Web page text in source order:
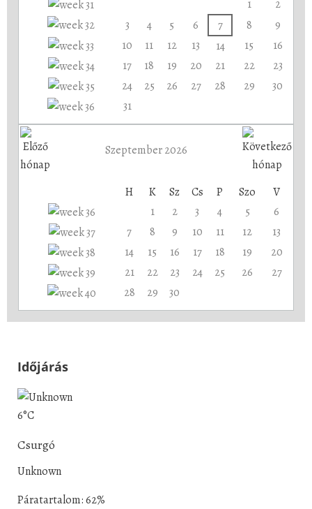
1
2
3
4 5 6 7 8
9
10
11 12 13 14 15
16
17
18 19 20 21 22
23
24
25 26 27 28 29
30
31
Szeptember 2026
H K Sz Cs P Szo
V
1
2 3 4 5
6
7
8 9 10 11 12
13
14
15 16 17 18 19
20
21
22 23 24 25 26
27
28
29 30
Időjárás
6°C
Csurgó
Unknown
Páratartalom: 62%